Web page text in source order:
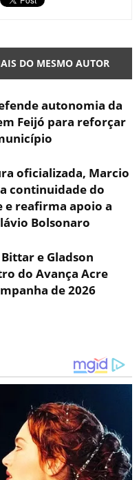
DO MESMO AUTOR
autonomia da
Feijó para reforçar
oficializada, Marcio
continuidade do
e reafirma apoio a
Bolsonaro
e Gladson
do Avança Acre
de 2026